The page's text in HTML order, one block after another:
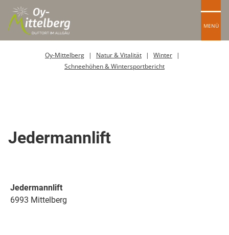
MENÜ
Oy-Mittelberg Natur & Vitalität
Winter
Schneehöhen & Wintersportbericht
Jedermannlift
Jedermannlift
6993 Mittelberg